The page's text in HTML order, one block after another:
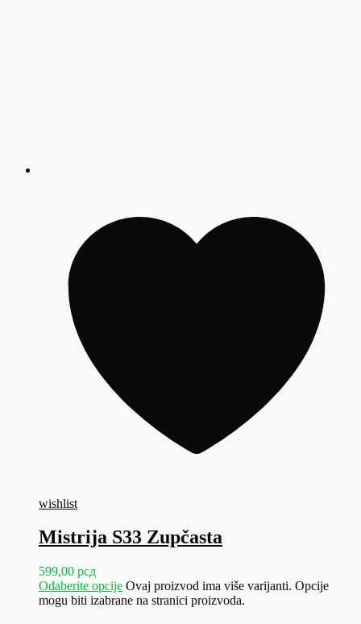
wishlist
Mistrija S33 Zupčasta
599,00 рсд
Odaberite opcije Ovaj proizvod ima više varijanti. Opcije
mogu biti izabrane na stranici proizvoda.